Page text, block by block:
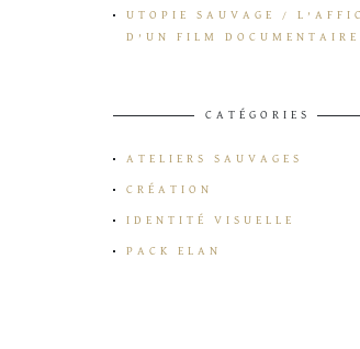
UTOPIE SAUVAGE /
D’UN FILM DOCUMENTAIRE
CATÉGORIES
ATELIERS SAUVAGES
CRÉATION
IDENTITÉ VISUELLE
PACK ELAN